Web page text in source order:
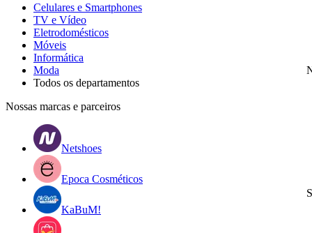
Celulares e Smartphones
TV e Vídeo
Eletrodomésticos
Móveis
Informática
Moda
Todos os departamentos
Nossas marcas e parceiros
Netshoes
Epoca Cosméticos
KaBuM!